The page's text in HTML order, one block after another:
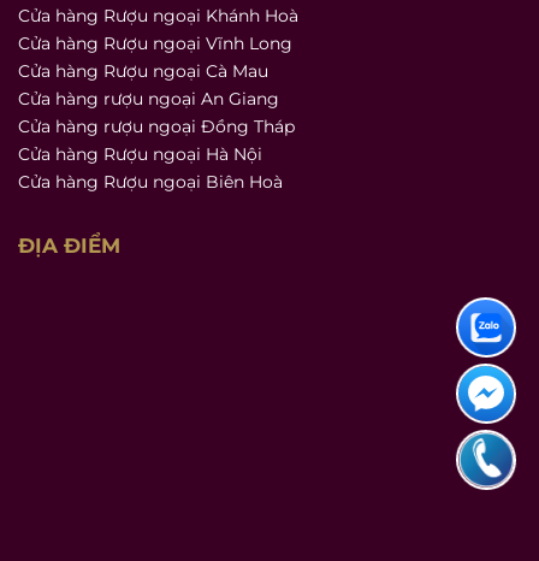
Cửa hàng Rượu ngoại Khánh Hoà
Cửa hàng Rượu ngoại Vĩnh Long
Cửa hàng Rượu ngoại Cà Mau
Cửa hàng rượu ngoại An Giang
Cửa hàng rượu ngoại Đồng Tháp
Cửa hàng Rượu ngoại Hà Nội
Cửa hàng Rượu ngoại Biên Hoà
ĐỊA ĐIỂM